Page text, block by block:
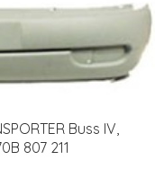
Buss IV,
807 211